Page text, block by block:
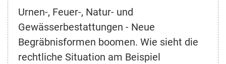
Urnen-, Feuer-, Natur- und
Gewässerbestattungen - Neue
Begräbnisformen boomen. Wie sieht die
rechtliche Situation am Beispiel